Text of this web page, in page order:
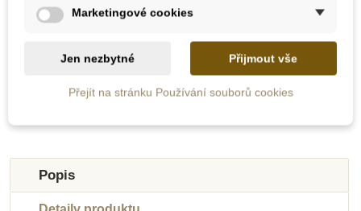
1 148 Kč
Zobrazit detail Přidat do košíku
-10% -10%
-10% -10%
-10%
Do školy
-10%
-10% -10%
Popis
Marketingové cookies
Jen nezbytné Přijmout vše
Přejít na stránku Používání souborů cookies